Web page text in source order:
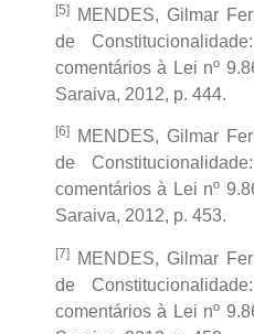
[5]
MENDES, Gilmar
de
comentários à Lei nº
Saraiva, 2012, p. 444.
[6]
MENDES, Gilmar
de
comentários à Lei nº
Saraiva, 2012, p. 453.
[7]
MENDES, Gilmar
de
comentários à Lei nº